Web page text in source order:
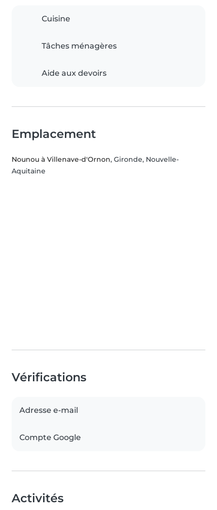
Cuisine
Tâches ménagères
Aide aux devoirs
Emplacement
Nounou à Villenave-d'Ornon, Gironde, Nouvelle-
Aquitaine
Vérifications
Adresse e-mail
Compte Google
Activités